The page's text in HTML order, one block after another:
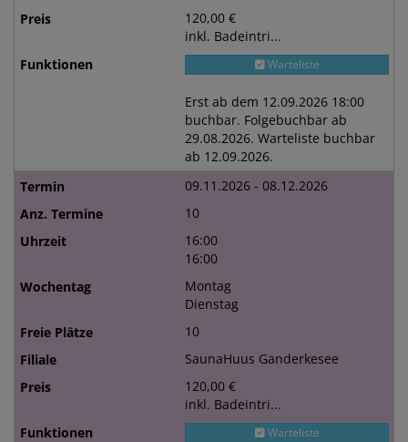
120,00 €
inkl. Badeintri...
Warteliste
Erst ab dem 12.09.2026 18:00
buchbar. Folgebuchbar ab
29.08.2026. Warteliste buchbar
ab 12.09.2026.
09.11.2026 - 08.12.2026
10
16:00
16:00
Montag
Dienstag
10
SaunaHuus Ganderkesee
120,00 €
inkl. Badeintri...
Warteliste